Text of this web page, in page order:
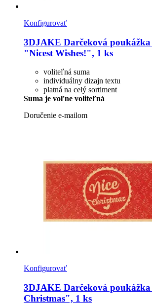
Konfigurovať
3DJAKE Darčeková
"Nicest Wishes!", 1 ks
voliteľná suma
individuálny dizajn textu
platná na celý sortiment
Suma je voľne voliteľná
Doručenie e-mailom
Konfigurovať
3DJAKE Darčeková
Christmas", 1 ks